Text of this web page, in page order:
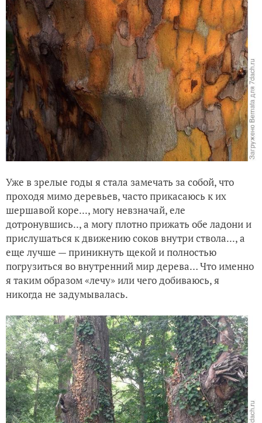
Уже в зрелые годы я стала замечать за собой, что
проходя мимо деревьев, часто прикасаюсь к их
шершавой коре..., могу невзначай, еле
дотронувшись.., а могу плотно прижать обе ладони и
прислушаться к движению соков внутри ствола..., а
еще лучше — приникнуть щекой и полностью
погрузиться во внутренний мир дерева… Что именно
я таким образом «лечу» или чего добиваюсь, я
никогда не задумывалась.